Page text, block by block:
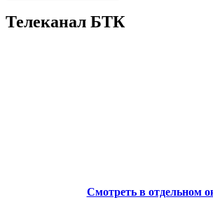
Телеканал БТК
Смотреть в отдельном